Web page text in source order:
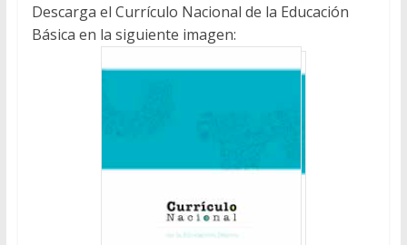
Descarga el Currículo Nacional de la Educación
Básica en la siguiente imagen: